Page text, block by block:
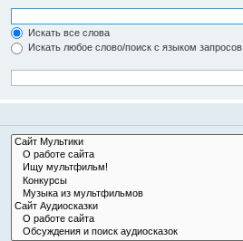
Искать все слова
Искать любое слово/поиск с языком запросов